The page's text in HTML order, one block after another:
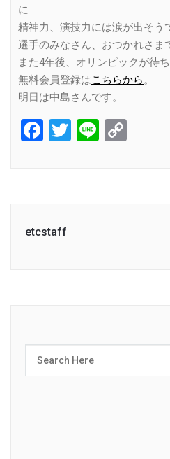
に
精神力、演技力には涙が出そう
選手のみなさん、おつかれさま
また4年後、オリンピックが待ち
無料会員登録はこちらから。
明日は中島さんです。
Facebook
Twitter
Line
etcstaff